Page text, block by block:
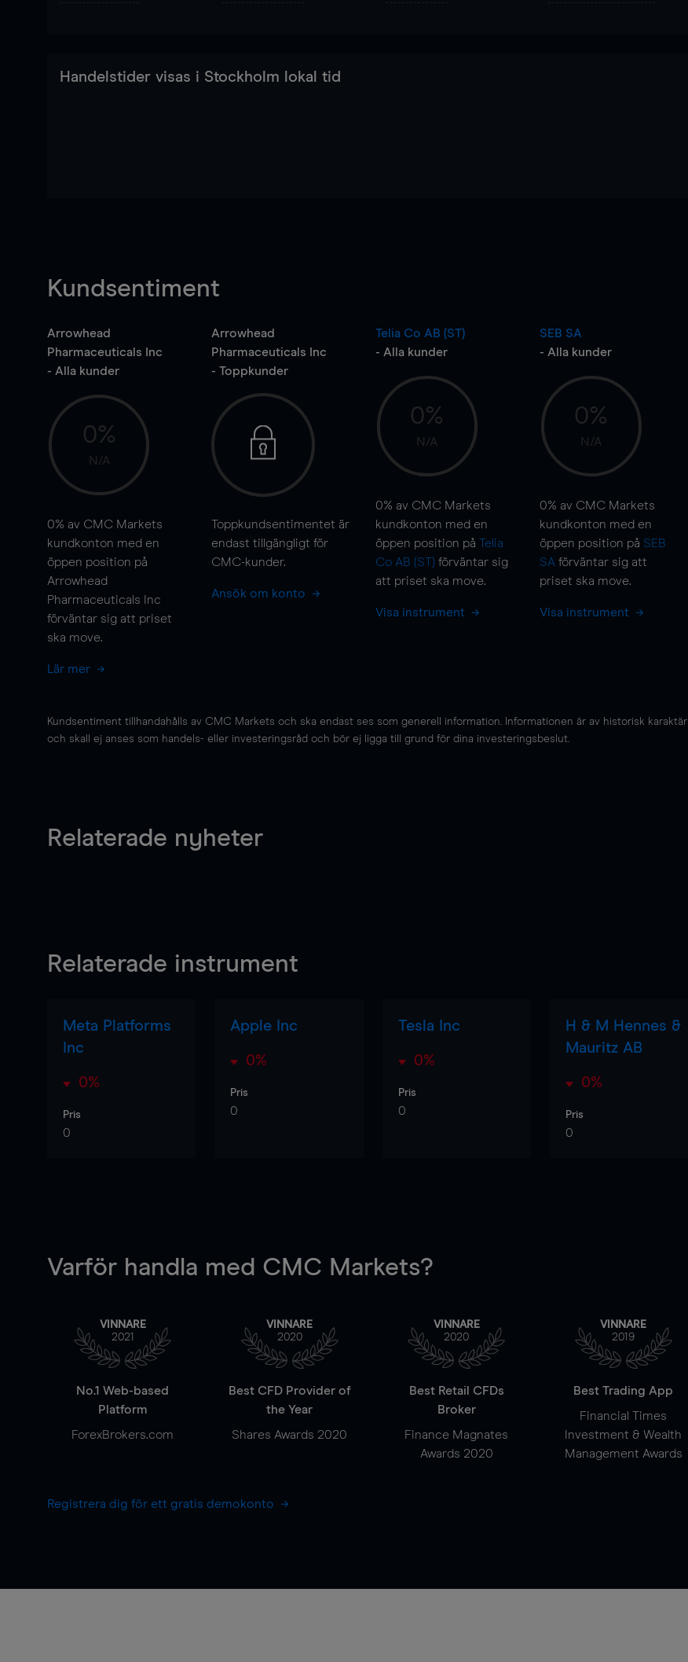
Handelstider visas i Stockholm lokal tid
Kundsentiment
Arrowhead
Pharmaceuticals Inc
- Alla kunder
0%
N/A
0% av CMC Markets
kundkonton med en
öppen position på
Arrowhead
Pharmaceuticals Inc
förväntar sig att priset
ska move.
Lär mer
Arrowhead
Pharmaceuticals Inc
- Toppkunder
Toppkundsentimentet är
endast tillgängligt för
CMC-kunder.
Ansök om konto
Telia Co AB (ST)
- Alla kunder
0%
N/A
0% av CMC Markets
kundkonton med en
öppen position på Telia
Co AB (ST) förväntar sig
att priset ska move.
Visa instrument
SEB SA
- Alla kunder
0%
N/A
0% av CMC Markets
kundkonton med en
öppen position på SEB
SA förväntar sig att
priset ska move.
Visa instrument
Kundsentiment tillhandahålls av CMC Markets och ska endast ses som generell information. Informationen är av historisk karaktär
och skall ej anses som handels- eller investeringsråd och bör ej ligga till grund för dina investeringsbeslut.
Relaterade nyheter
Relaterade instrument
Meta Platforms
Inc
0%
Pris
0
Apple Inc
0%
Pris
0
Tesla Inc
0%
Pris
0
H & M Hennes &
Mauritz AB
0%
Pris
0
Varför handla med CMC Markets?
VINNARE
2021
No.1 Web-based
Platform
ForexBrokers.com
VINNARE
2020
Best CFD Provider of
the Year
Shares Awards 2020
VINNARE
2020
Best Retail CFDs
Broker
Finance Magnates
Awards 2020
VINNARE
2019
Best Trading App
Financial Times
Investment & Wealth
Management Awards
Registrera dig för ett gratis demokonto